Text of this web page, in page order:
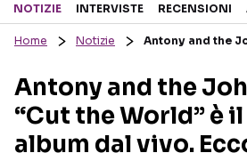
Sezioni
RECENSIONI MUSICALI
INTERVISTE
GOSSIP E CURIOSITÀ
NOTIZIE INTERVISTE RECENSIONI
Home Notizie Antony and the
Antony and the
“Cut the World” è
album dal vivo.